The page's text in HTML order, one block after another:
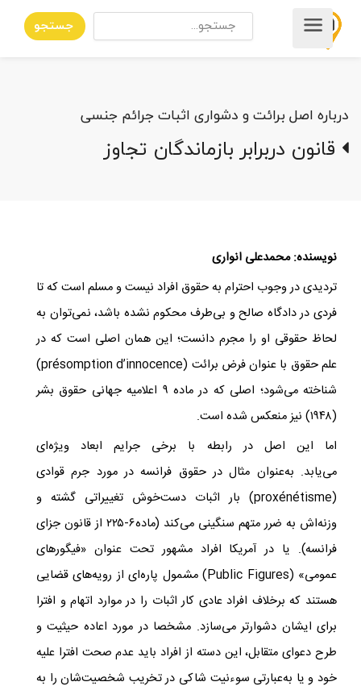
جستجو
درباره اصل برائت و دشواری اثبات جرائم جنسی
قانون دربرابر بازماندگان تجاوز
نویسنده: محمدعلی انواری
تردیدی در وجوب احترام به حقوق افراد نیست و مسلم است که تا
فردی در دادگاه صالح و بی‌طرف محکوم نشده باشد، نمی‌توان به
لحاظ حقوقی او را مجرم دانست؛ این همان اصلی است که در
علم حقوق با عنوان فرض برائت (présomption d’innocence
)
شناخته می‌شود؛ اصلی که در ماده‌ ۹ اعلامیه‌ جهانی حقوق بشر
(۱۹۴۸) نیز منعکس شده است.
اما این اصل در رابطه با برخی جرایم ابعاد ویژه‌ای
می‌یابد. به‌عنوان مثال در حقوق فرانسه در مورد جرم قوادی
(
proxénétisme) بار اثبات دست‌خوش تغییراتی گشته و
وزنه‌اش به ضرر متهم سنگینی می‌کند (ماده‌۶-۲۲۵ از قانون جزای
فرانسه). یا در آمریکا افراد مشهور تحت عنوان «فیگورهای
عمومی» (Public Figures) مشمول پاره‌ای از رویه‌های قضایی
هستند که برخلاف افراد عادی کار اثبات را در موارد اتهام و افترا
برای ایشان دشوارتر می‌سازد. مشخصا در مورد اعاده‌ حیثیت و
طرح دعوای متقابل، این دسته از افراد باید عدم صحت افترا علیه
خود و یا به‌عبارتی سوء‌نیت شاکی در تخریب شخصیت‌شان را به